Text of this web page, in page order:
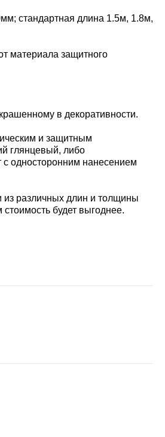
стандартная длина 1.5м, 1.8м,
материала защитного
в декоративности.
и защитным
глянцевый, либо
односторонним нанесением
из различных длин и толщины
будет выгоднее.